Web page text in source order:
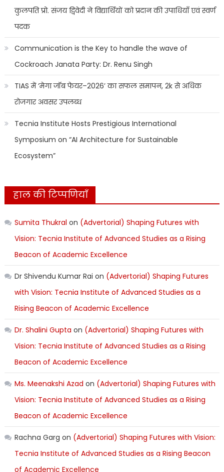
कुलपति प्रो. संजय द्विवेदी ने विद्यार्थियों को प्रदान की उपाधियाँ एवं स्वर्ण
पदक
Communication is the Key to handle the wave of
Cockroach Janata Party: Dr. Renu Singh
TIAS में ‘मेगा जॉब फेयर–2026’ का सफल समापन, 2k से अधिक
रोजगार अवसर उपलब्ध
Tecnia Institute Hosts Prestigious International
Symposium on “AI Architecture for Sustainable
Ecosystem”
हाल की टिप्पणियाँ
Sumita Thukral on (Advertorial) Shaping Futures with
Vision: Tecnia Institute of Advanced Studies as a Rising
Beacon of Academic Excellence
Dr Shivendu Kumar Rai on (Advertorial) Shaping Futures
with Vision: Tecnia Institute of Advanced Studies as a
Rising Beacon of Academic Excellence
Dr. Shalini Gupta on (Advertorial) Shaping Futures with
Vision: Tecnia Institute of Advanced Studies as a Rising
Beacon of Academic Excellence
Ms. Meenakshi Azad on (Advertorial) Shaping Futures with
Vision: Tecnia Institute of Advanced Studies as a Rising
Beacon of Academic Excellence
Rachna Garg on (Advertorial) Shaping Futures with Vision:
Tecnia Institute of Advanced Studies as a Rising Beacon
of Academic Excellence